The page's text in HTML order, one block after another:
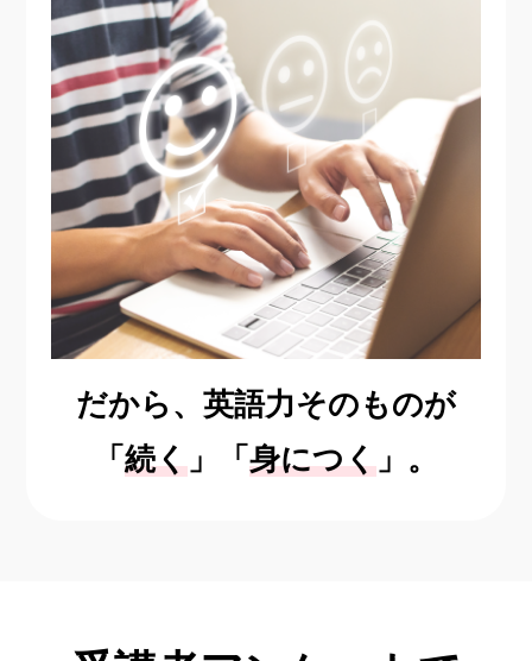
だから、英語力そのものが
「 続く 」「 身につく 」。